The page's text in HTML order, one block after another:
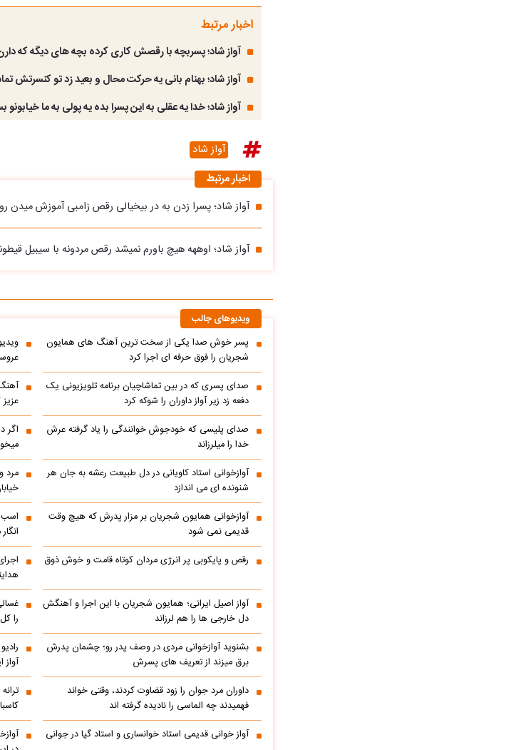
اخبار مرتبط
آواز شاد؛ پسربچه با رقصش کاری کرده بچه های دیگه که
آواز شاد؛ بهنام بانی یه حرکت محال و بعید زد تو کنسرتش
آواز شاد؛ خدا یه عقلی به این پسرا بده یه پولی به ما
آواز شاد
اخبار مرتبط
آواز شاد؛ پسرا زدن به در بیخیالی رقص زامبی آموزش میدن
آواز شاد؛ اوههه هیچ باورم نمیشد رقص مردونه با سیبیل
ویدیوهای جالب
پسر خوش صدا یکی از سخت ترین آهنگ های همایون
شجریان را فوق حرفه ای اجرا کرد
صدای پسری که در بین تماشاچیان برنامه تلویزیونی یک
دفعه زد زیر آواز داوران را شوکه کرد
صدای پلیسی که خودجوش خوانندگی را یاد گرفته عرش
خدا را میلرزاند
اگر
آوازخوانی استاد کاویانی در دل طبیعت رعشه به جان هر
شنونده ای می اندازد
مرد
آوازخوانی همایون شجریان بر مزار پدرش که هیچ وقت
قدیمی نمی شود
اسب
رقص و پایکوبی پر انرژی مردان کوتاه قامت و خوش ذوق
آواز اصیل ایرانی؛ همایون شجریان با این اجرا و آهنگش
دل خارجی ها را هم لرزاند
را
بشنوید آوازخوانی مردی در وصف پدر رو؛ چشمان پدرش
برق میزند از تعریف های پسرش
آواز
داوران مرد جوان را زود قضاوت کردند، وقتی خواند
فهمیدند چه الماسی را نادیده گرفته اند
آواز خوانی قدیمی استاد خوانساری و استاد گپا در جوانی